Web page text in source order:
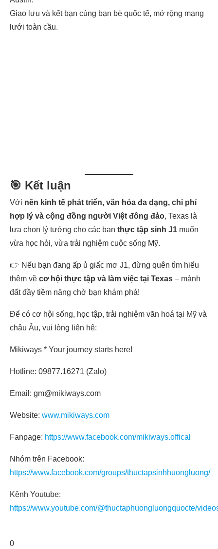
Giao lưu và kết bạn cùng bạn bè quốc tế, mở rộng mạng
lưới toàn cầu.
🎯 Kết luận
Với nền kinh tế phát triển, văn hóa đa dạng, chi phí
hợp lý và cộng đồng người Việt đông đảo, Texas là
lựa chọn lý tưởng cho các bạn thực tập sinh J1 muốn
vừa học hỏi, vừa trải nghiệm cuộc sống Mỹ.
👉 Nếu bạn đang ấp ủ giấc mơ J1, đừng quên tìm hiểu
thêm về cơ hội thực tập và làm việc tại Texas – mảnh
đất đầy tiềm năng chờ bạn khám phá!
Để có cơ hội sống, học tập, trải nghiệm văn hoá tại Mỹ và
châu Âu, vui lòng liên hệ:
Mikiways * Your journey starts here!
Hotline: 09877.16271 (Zalo)
Email: gm@mikiways.com
Website: www.mikiways.com
Fanpage: https://www.facebook.com/mikiways.offical
Nhóm trên Facebook:
https://www.facebook.com/groups/thuctapsinhhuongluong/
Kênh Youtube:
https://www.youtube.com/@thuctaphuongluongquocte/
0